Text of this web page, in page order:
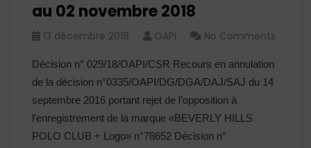
au 02 novembre 2018
13 décembre 2018 OAPI No Comments
Décision n° 029/18/OAPI/CSR Recours en annulation
de la décision n°0335/OAPI/DG/DGA/DAJ/SAJ du 14
septembre 2016 portant rejet de l’opposition à
l’enregistrement de la marque «BEVERLY HILLS
POLO CLUB + Logo» n°78652 Décision n°